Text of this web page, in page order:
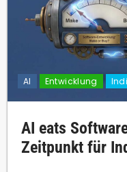
AI Entwicklung
AI eats
Zeitpunkt für